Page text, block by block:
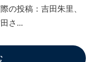
の投稿：吉田朱里、
さ...